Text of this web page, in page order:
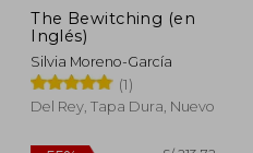
55%
dcto. S/
The Bewitching (en
Inglés)
Silvia Moreno-García
(1)
Del Rey, Tapa Dura, Nuevo